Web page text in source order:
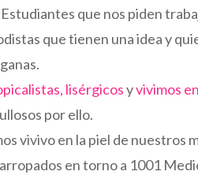
que nos piden
que tienen una idea y
lisérgicosyvivimos
por ello.
vivivo en la piel de nuestros
en torno a 1001